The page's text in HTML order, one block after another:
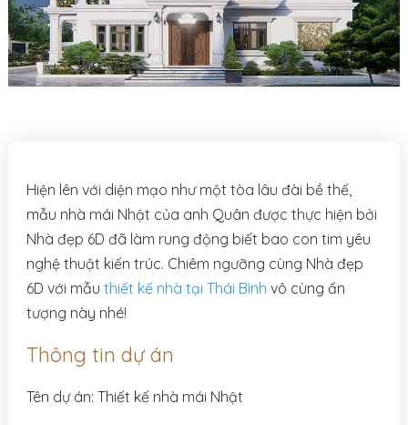
Hiện lên với diện mạo như một tòa lâu đài bề thế,
mẫu nhà mái Nhật của anh Quân được thực hiện bởi
Nhà đẹp 6D đã làm rung động biết bao con tim yêu
nghệ thuật kiến trúc. Chiêm ngưỡng cùng Nhà đẹp
6D với mẫu thiết kế nhà tại Thái Bình vô cùng ấn
tượng này nhé!
Thông tin dự án
Tên dự án: Thiết kế nhà mái Nhật